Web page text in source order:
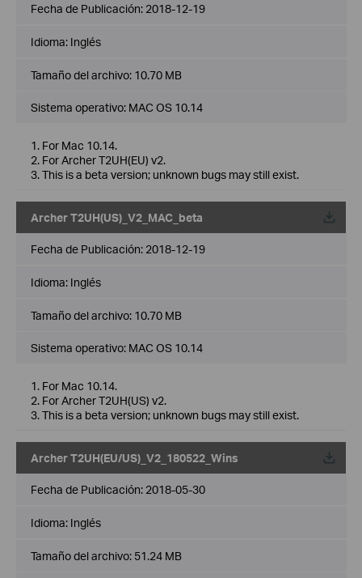
Fecha de Publicación: 2018-12-19
Idioma: Inglés
Tamaño del archivo: 10.70 MB
Sistema operativo: MAC OS 10.14
1. For Mac 10.14.
2. For Archer T2UH(EU) v2.
3. This is a beta version; unknown bugs may still exist.
Archer T2UH(US)_V2_MAC_beta
Fecha de Publicación: 2018-12-19
Idioma: Inglés
Tamaño del archivo: 10.70 MB
Sistema operativo: MAC OS 10.14
1. For Mac 10.14.
2. For Archer T2UH(US) v2.
3. This is a beta version; unknown bugs may still exist.
Archer T2UH(EU/US)_V2_180522_Wins
Fecha de Publicación: 2018-05-30
Idioma: Inglés
Tamaño del archivo: 51.24 MB